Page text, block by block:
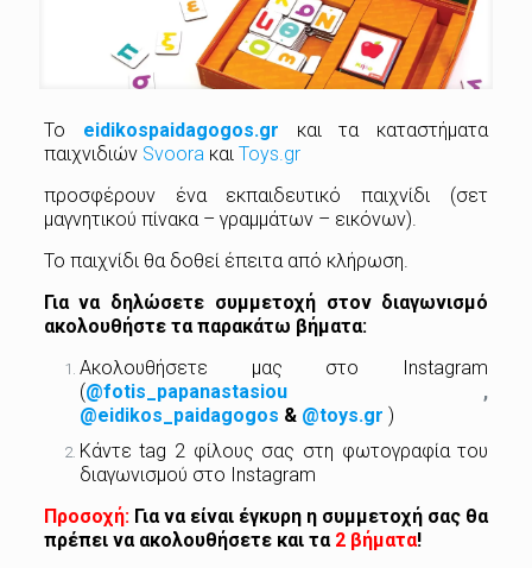
Το eidikospaidagogos.gr
και τα καταστήματα
παιχνιδιών Svoora και Toys.gr
προσφέρουν ένα εκπαιδευτικό παιχνίδι (σετ
μαγνητικού πίνακα – γραμμάτων – εικόνων).
Το παιχνίδι θα δοθεί έπειτα από κλήρωση.
Για να δηλώσετε συμμετοχή στον διαγωνισμό
ακολουθήστε τα παρακάτω βήματα:
Ακολουθήσετε μας στο Instagram
(@fotis_papanastasiou,
@eidikos_paidagogos & @toys.gr )
Κάντε tag 2 φίλους σας στη φωτογραφία του
διαγωνισμού στο Instagram
Προσοχή:Για να είναι έγκυρη η συμμετοχή σας θα
πρέπει να ακολουθήσετε και τα 2 βήματα!